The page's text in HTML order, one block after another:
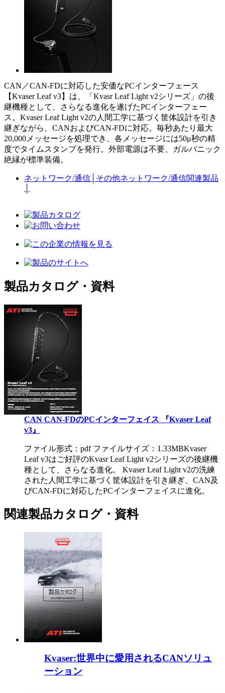
CAN／CAN-FDに対応した安価なPCインターフェース
【Kvaser Leaf v3】は、「Kvasr Leaf Light v2シリーズ」の後
継機種として、さらなる進化を遂げたPCインターフェー
ス。Kvaser Leaf Light v2の人間工学に基づく筐体設計を引き
継ぎながら、CANおよびCAN-FDに対応。毎秒あたり最大
20,000メッセージを処理でき、各メッセージには50μ秒の精
度でタイムスタンプを発行。外部電源は不要、ガルバニック
絶縁が標準装備。
ネットワーク/通信
その他ネットワーク/通信関連製品
製品カタログ・資料
CAN CAN-FDのPCインターフェイス 『Kvaser Leaf
v3』
ファイル形式：pdf ファイルサイズ：1.33MBKvaser
Leaf v3はご好評のKvasr Leaf Light v2シリーズの後継機
種として、さらなる進化。 Kvaser Leaf Light v2の洗練
された人間工学に基づく筐体設計を引き継ぎ、CAN及
びCAN-FDに対応したPCインターフェイスに進化。
関連製品カタログ・資料
Kvaser:世界中に愛用されるCANソリュ
ーション